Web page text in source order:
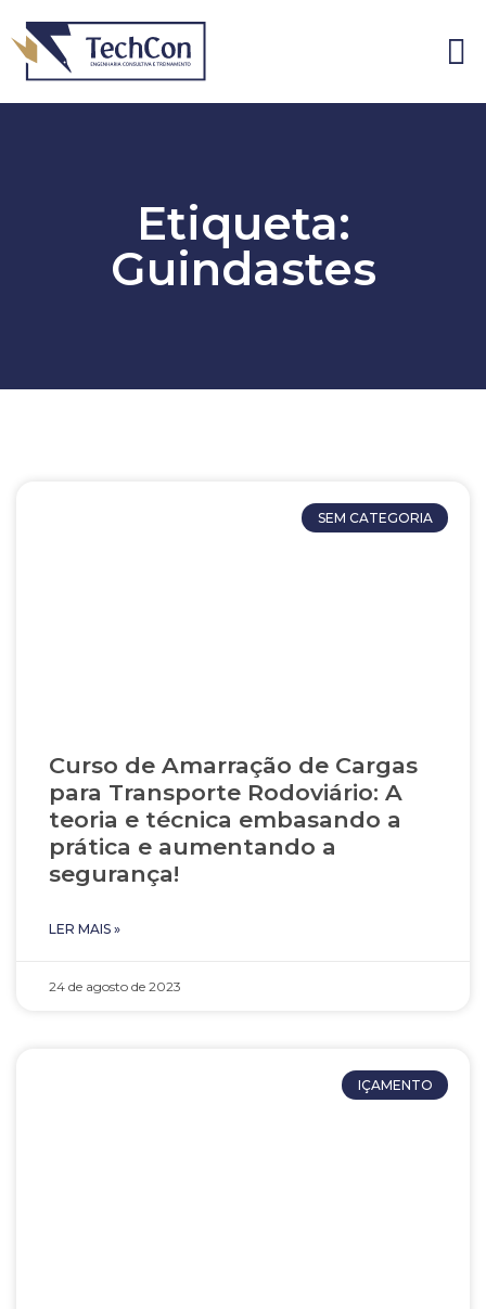
Etiqueta:
Guindastes
SEM CATEGORIA
Curso de Amarração de Cargas
para Transporte Rodoviário: A
teoria e técnica embasando a
prática e aumentando a
segurança!
LER MAIS »
24 de agosto de 2023
IÇAMENTO